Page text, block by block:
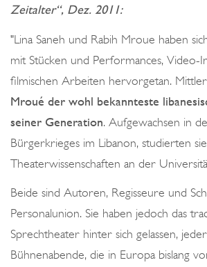
Zeitalter“, Dez. 2011:
"Lina Saneh und Rabih Mroue haben
mit Stücken und Performances, Video-
filmischen Arbeiten hervorgetan.
Mroué der wohl bekannteste
seiner Generation. Aufgewachsen in
Bürgerkrieges im Libanon, studierten
Theaterwissenschaften an der
Beide sind Autoren, Regisseure und
Personalunion. Sie haben jedoch das
Sprechtheater hinter sich gelassen,
Bühnenabende, die in Europa bislang